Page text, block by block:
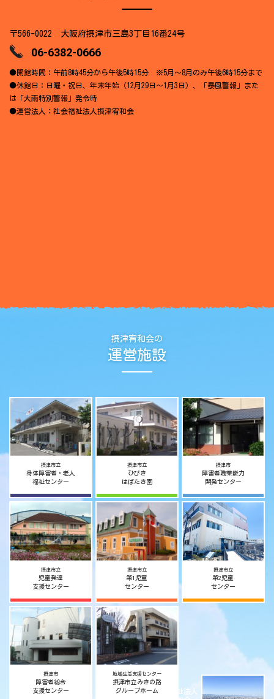
〒566-0022 大阪府摂津市三島3丁目16番24号
06-6382-0666
●開館時間：午前8時45分から午後5時15分 ※5月～8月のみ午後6時15分まで
●休館日：日曜・祝日、年末年始（12月29日～1月3日）、「暴風警報」また
は「大雨特別警報」発令時
●運営法人：社会福祉法人摂津宥和会
摂津宥和会の
運営施設
社会福祉法人
摂津市立
身体障害者・老人
福祉センター
摂津市立
ひびき
はばたき園
摂津市
障害者職業能力
開発センター
摂津市立
児童発達
支援センター
摂津市立
第1児童
センター
摂津市立
第2児童
センター
摂津市
障害者総合
支援センター
地域生活支援センター
摂津市立みきの路
グループホーム